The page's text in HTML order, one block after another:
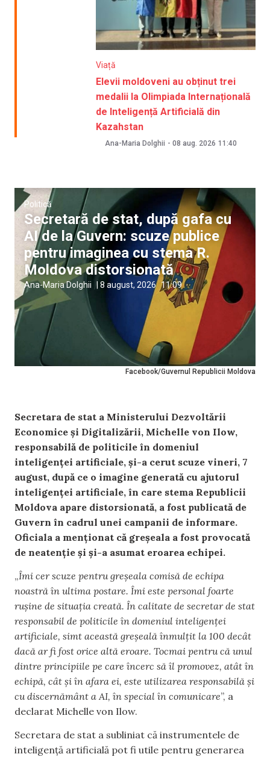
Viață
Elevii moldoveni au obținut trei
medalii la Olimpiada Internațională
de Inteligență Artificială din
Kazahstan
Ana-Maria Dolghii - 08 aug. 2026 11:40
Facebook/Guvernul Republicii Moldova
Politică
Secretară de stat, după gafa cu
AI de la Guvern: scuze publice
pentru imaginea cu stema R.
Moldova distorsionată
Ana-Maria Dolghii | 8 august, 2026 11:09
Secretara de stat a Ministerului Dezvoltării
Economice și Digitalizării, Michelle von Ilow,
responsabilă de politicile în domeniul
inteligenței artificiale, și-a cerut scuze vineri, 7
august, după ce o imagine generată cu ajutorul
inteligenței artificiale, în care stema Republicii
Moldova apare distorsionată, a fost publicată de
Guvern în cadrul unei campanii de informare.
Oficiala a menționat că greșeala a fost provocată
de neatenție și și-a asumat eroarea echipei.
„Îmi cer scuze pentru greșeala comisă de echipa
noastră în ultima postare. Îmi este personal foarte
rușine de situația creată. În calitate de secretar de stat
responsabil de politicile în domeniul inteligenței
artificiale, simt această greșeală înmulțit la 100 decât
dacă ar fi fost orice altă eroare. Tocmai pentru că unul
dintre principiile pe care încerc să îl promovez, atât în
echipă, cât și în afara ei, este utilizarea responsabilă și
cu discernământ a AI, în special în comunicare”, a
declarat Michelle von Ilow.
Secretara de stat a subliniat că instrumentele de
inteligență artificială pot fi utile pentru generarea